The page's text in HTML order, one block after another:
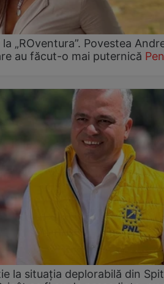
„ROventura”. Povestea
au făcut-o mai puternică
la situația deplorabilă din